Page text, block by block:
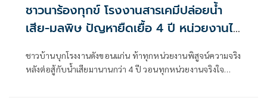
ชาวนาร้องทุกข์ โรงงานสารเคมีปล่อยน้ำ
เสีย-มลพิษ ปัญหายืดเยื้อ 4 ปี หน่วยงานไม่
ชาวบ้านบุกโรงงานดังขอนแก่น ท้าทุกหน่วยงานพิสูจน์ความจริง
หลังต่อสู้กับน้ำเสียมานานกว่า 4 ปี วอนทุกหน่วยงานจริงใจ